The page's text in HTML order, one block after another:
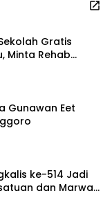
Gratis
Minta Rehab
Gunawan Eet
ke-514 Jadi
dan Marwah